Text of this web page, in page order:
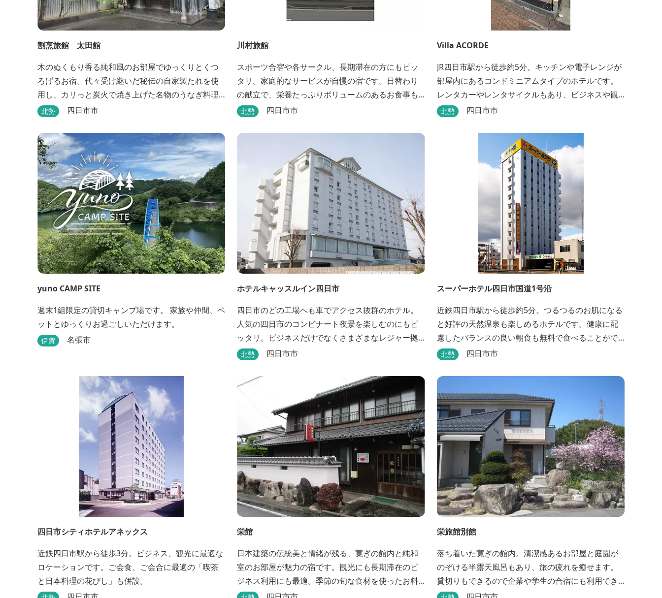
割烹旅館 太田館
木のぬくもり香る純和風のお部屋でゆっくりとくつ
ろげるお宿。代々受け継いだ秘伝の自家製たれを使
用し、カリっと炭火で焼き上げた名物のうなぎ料理
も堪能できます。
北勢 四日市市
川村旅館
スポーツ合宿や各サークル、長期滞在の方にもピッ
タリ。家庭的なサービスが自慢の宿です。日替わり
の献立で、栄養たっぷりボリュームのあるお食事も
楽しめます。
北勢 四日市市
Villa ACORDE
JR四日市駅から徒歩約5分。キッチンや電子レンジが
部屋内にあるコンドミニアムタイプのホテルです。
レンタカーやレンタサイクルもあり、ビジネスや観
光にも最適です。
北勢 四日市市
yuno CAMP SITE
週末1組限定の貸切キャンプ場です。 家族や仲間、ペ
ットとゆっくりお過ごしいただけます。
伊賀 名張市
ホテルキャッスルイン四日市
四日市のどの工場へも車でアクセス抜群のホテル。
人気の四日市のコンビナート夜景を楽しむのにもピ
ッタリ。ビジネスだけでなくさまざまなレジャー拠
点としても最適です。
北勢 四日市市
スーパーホテル四日市国道1号沿
近鉄四日市駅から徒歩約5分。つるつるのお肌になる
と好評の天然温泉も楽しめるホテルです。健康に配
慮したバランスの良い朝食も無料で食べることがで
きます。
北勢 四日市市
四日市シティホテルアネックス
近鉄四日市駅から徒歩3分。ビジネス、観光に最適な
ロケーションです。ご会食、ご会合に最適の「喫茶
と日本料理の花びし」も併設。
栄館
日本建築の伝統美と情緒が残る、寛ぎの館内と純和
室のお部屋が魅力の宿です。観光にも長期滞在のビ
ジネス利用にも最適。季節の旬な食材を使ったお料
理も楽しめます。
栄旅館別館
落ち着いた寛ぎの館内。清潔感あるお部屋と庭園が
のぞける半露天風呂もあり、旅の疲れを癒せます。
貸切りもできるので企業や学生の合宿にも利用でき
ます。